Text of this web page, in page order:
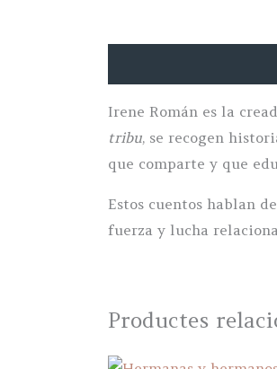
Irene Román es la
tribu, se recogen
que comparte y que
Estos cuentos hablan
fuerza y lucha
Productes